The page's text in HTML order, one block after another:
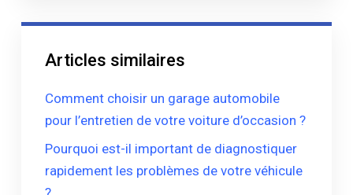
Articles similaires
Comment choisir un garage automobile
pour l’entretien de votre voiture d’occasion ?
Pourquoi est-il important de diagnostiquer
rapidement les problèmes de votre véhicule